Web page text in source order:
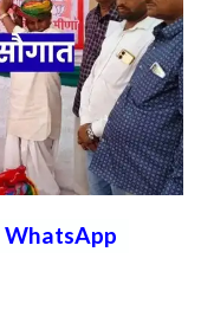
WhatsApp